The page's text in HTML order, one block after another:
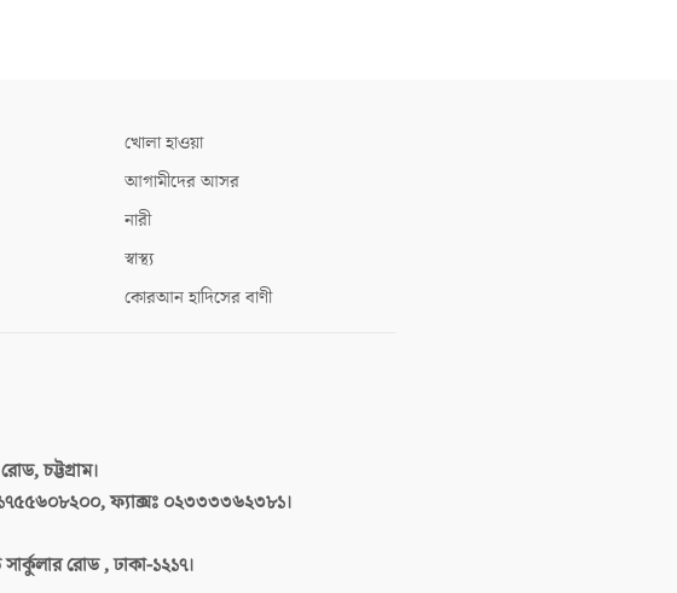
খোলা হাওয়া
আগামীদের আসর
নারী
স্বাস্থ্য
কোরআন হাদিসের বাণী
চট্টগ্রাম।
ফ্যাক্সঃ ০২৩৩৩৩৬২৩৮১।
রোড , ঢাকা-১২১৭।